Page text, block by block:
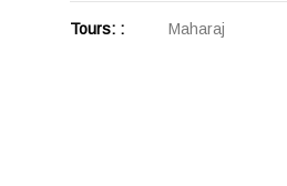
Tours: : Maharaj